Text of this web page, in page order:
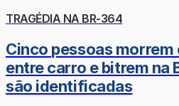
TRAGÉDIA NA BR-364
Cinco pessoas
entre carro e bitrem na
são identificadas